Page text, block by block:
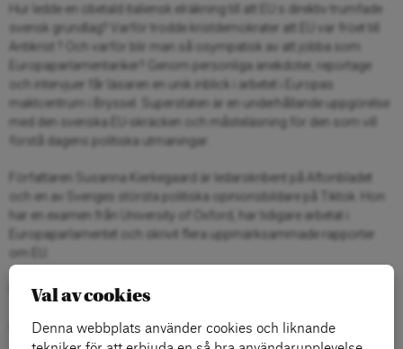
Hur ledde en obetald italiensk elräkning till att EU:s direktiv trumfade
svensk grundlag? Varför trodde kristdemokrater att EU var fröet till
Antikrist ? Och varför blir man så osympatisk av att jobba som
Europaparlamentariker? Genom personliga anekdoter, reportage
och intervjuer får läsaren en unik inblick i arbetet i Europas
maktcentrum i Bryssel. Superstaten är en underhållande uppgörelse
med den svenska EU-skräcken och måsteläsning för den som vill
förstå dagens politiska utmaningar.
Författaren Susanna Kierkegaard är ledarskribent på Aftonbladet
och en av Sveriges största politiska opinionsbildare på Tiktok. Hon
har en examen från University of Oxford, har tidigare arbetat i
Europaparlamentet och skrivit flera uppmärksammade rapporter
om EU.
Utgivning: På Europadagen 9 maj
Omslag: Lisa Benk
Val av cookies
Denna webbplats använder cookies och liknande